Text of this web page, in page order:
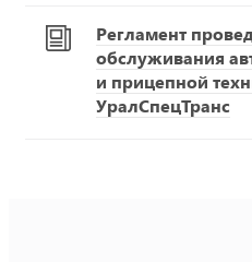
Регламент
обслуживания
и прицепной
УралСпецТранс